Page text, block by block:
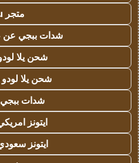
متجر 4u
شدات ببجي عن
شحن يلا
شحن يلا لودو
شدات
ايتونز
ايتونز